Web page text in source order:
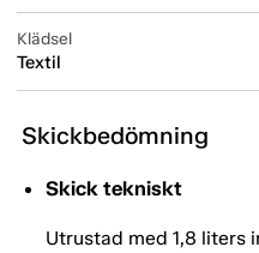
Klädsel
Textil
Skickbedömning
Skick tekniskt
Utrustad med 1,8 liters